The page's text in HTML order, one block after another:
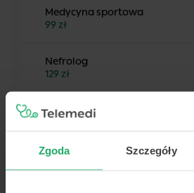
Zgoda Szczegóły
Medycyna sportowa
99 zł
Nefrolog
129 zł
Neonatolog
Neurochirurg
99 zł